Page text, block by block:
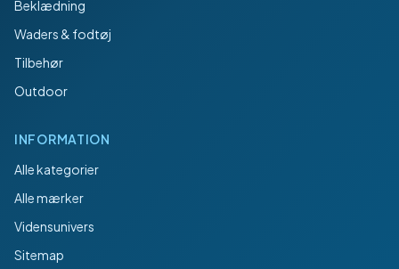
Beklædning
Waders & fodtøj
Tilbehør
Outdoor
INFORMATION
Alle kategorier
Alle mærker
Vidensunivers
Sitemap